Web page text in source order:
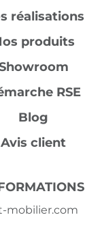
réalisations
produits
RSE
Blog
Avis client
mobilier.com